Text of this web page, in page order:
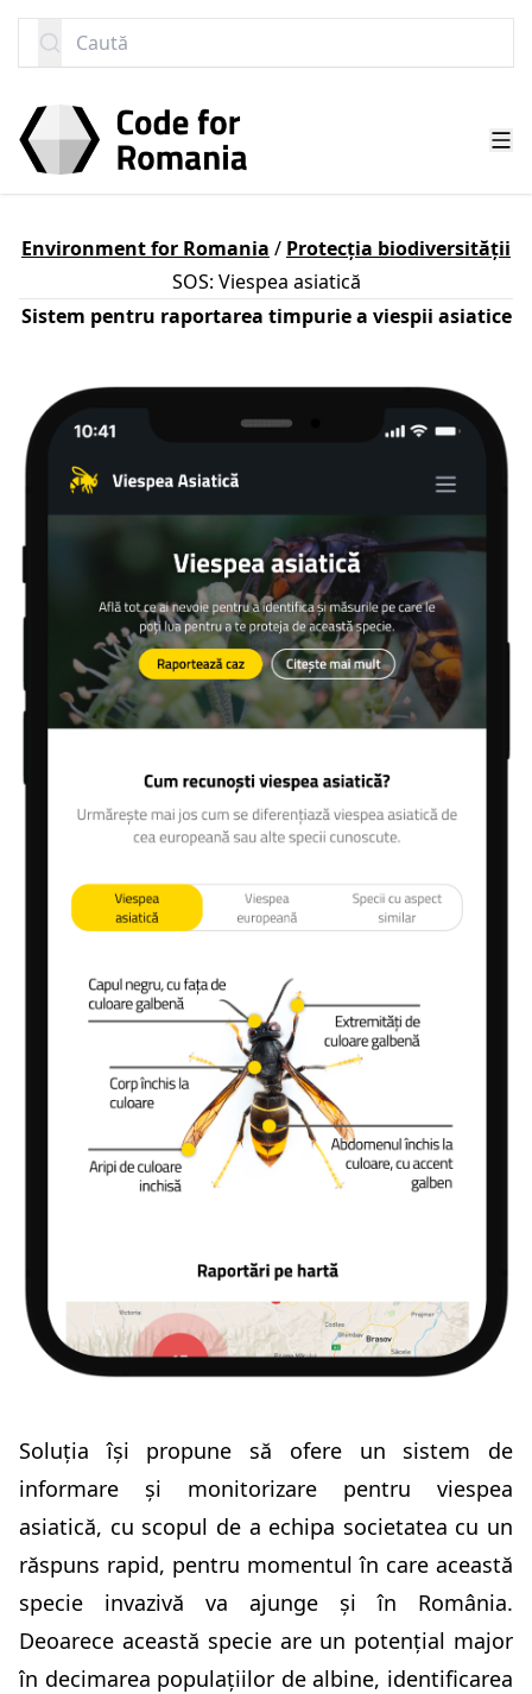
Caută
Environment for Romania / Protecția biodiversității
SOS: Viespea asiatică
Sistem pentru raportarea timpurie a viespii asiatice
Soluția își propune să ofere un sistem de
informare și monitorizare pentru viespea
asiatică, cu scopul de a echipa societatea cu un
răspuns rapid, pentru momentul în care această
specie invazivă va ajunge și în România.
Deoarece această specie are un potențial major
în decimarea populațiilor de albine, identificarea